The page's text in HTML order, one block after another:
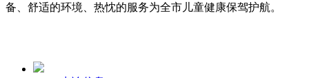
备、舒适的环境、热忱的服务为全市儿童健康保驾护航。